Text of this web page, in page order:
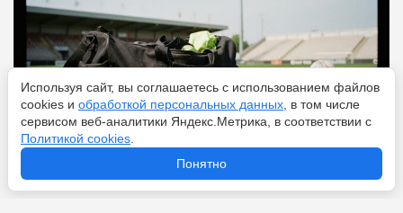
5 августа 2026
Используя сайт, вы соглашаетесь с использованием файлов
cookies и обработкой персональных данных , в том числе
сервисом веб-аналитики Яндекс.Метрика, в соответствии с
Политикой cookies
Понятно